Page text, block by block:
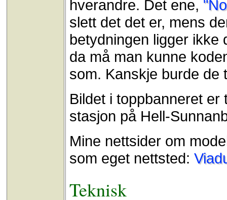
hverandre. Det ene,
slett det det er, mens
betydningen ligger ikke
da må man kunne
som. Kanskje burde de
Bildet i toppbanneret
stasjon på Hell-
Mine nettsider om
som eget nettsted:
Teknisk